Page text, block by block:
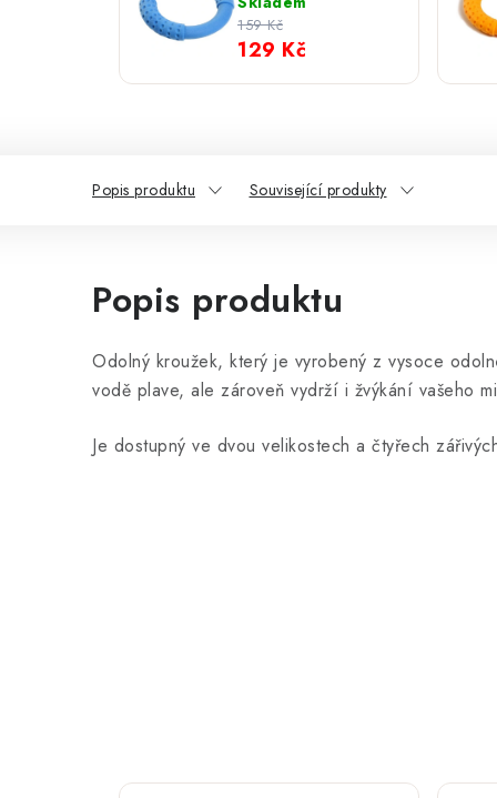
129 Kč
159 Kč
Popis produktu Související produkty
Popis produktu
Odolný kroužek, který je vyrobený z vysoce
vodě plave, ale zároveň vydrží i žvýkání vašeho
Je dostupný ve dvou velikostech a čtyřech